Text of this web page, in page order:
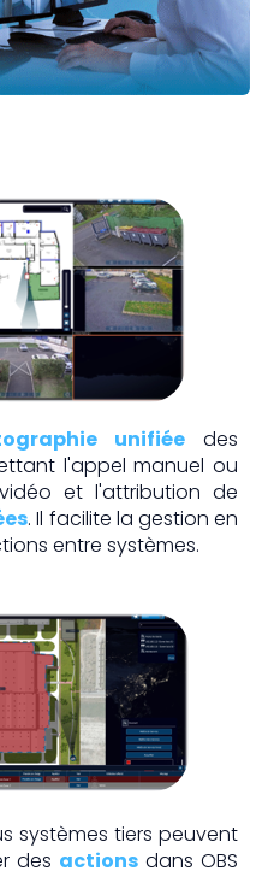
unifiée des
l'appel manuel ou
et l'attribution de
. Il facilite la gestion en
entre systèmes.
systèmes tiers peuvent
des actions dans OBS